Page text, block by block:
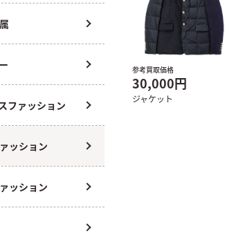
ファッション
ッション
ッション
参考買取価格
30,000円
ジャケット